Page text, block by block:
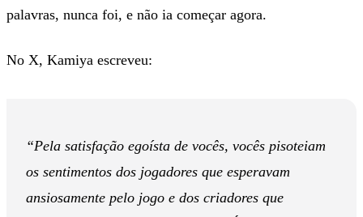
palavras, nunca foi, e não ia começar agora.
No X, Kamiya escreveu:
“Pela satisfação egoísta de vocês, vocês pisoteiam
os sentimentos dos jogadores que esperavam
ansiosamente pelo jogo e dos criadores que